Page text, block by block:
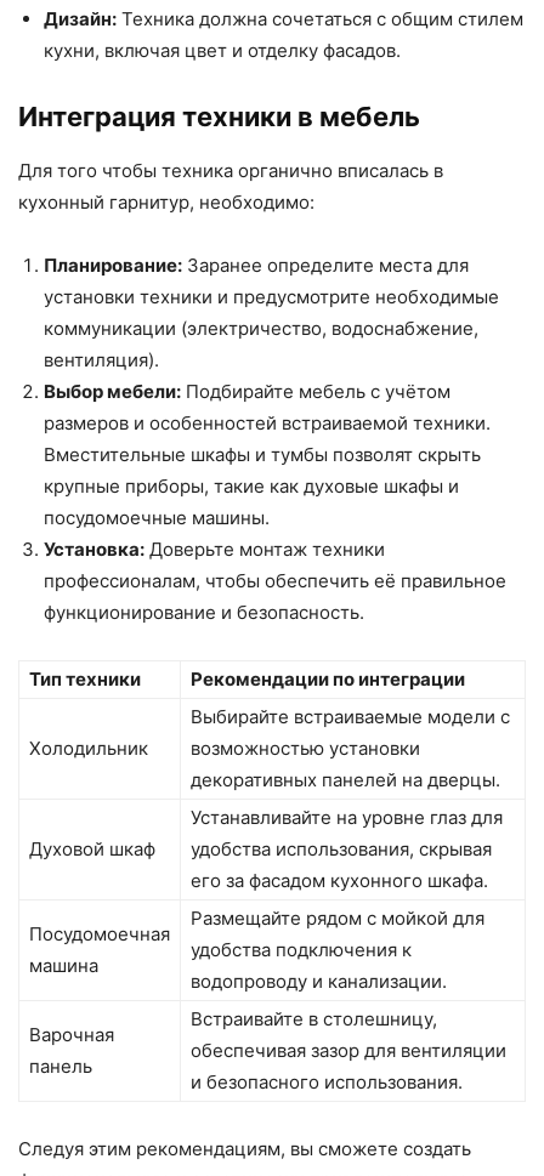
Дизайн: Техника должна сочетаться с общим стилем
кухни, включая цвет и отделку фасадов.
Интеграция техники в мебель
Для того чтобы техника органично вписалась в
кухонный гарнитур, необходимо:
Планирование: Заранее определите места для
установки техники и предусмотрите необходимые
коммуникации (электричество, водоснабжение,
вентиляция).
Выбор мебели: Подбирайте мебель с учётом
размеров и особенностей встраиваемой техники.
Вместительные шкафы и тумбы позволят скрыть
крупные приборы, такие как духовые шкафы и
посудомоечные машины.
Установка: Доверьте монтаж техники
профессионалам, чтобы обеспечить её правильное
функционирование и безопасность.
Тип техники Рекомендации по интеграции
Холодильник
Выбирайте встраиваемые модели с
возможностью установки
декоративных панелей на дверцы.
Духовой шкаф
Устанавливайте на уровне глаз для
удобства использования, скрывая
его за фасадом кухонного шкафа.
Посудомоечная
машина
Размещайте рядом с мойкой для
удобства подключения к
водопроводу и канализации.
Варочная
панель
Встраивайте в столешницу,
обеспечивая зазор для вентиляции
и безопасного использования.
Следуя этим рекомендациям, вы сможете создать